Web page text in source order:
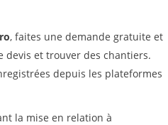
, faites une demande gratuite et
devis et trouver des chantiers.
depuis les plateformes
la mise en relation à